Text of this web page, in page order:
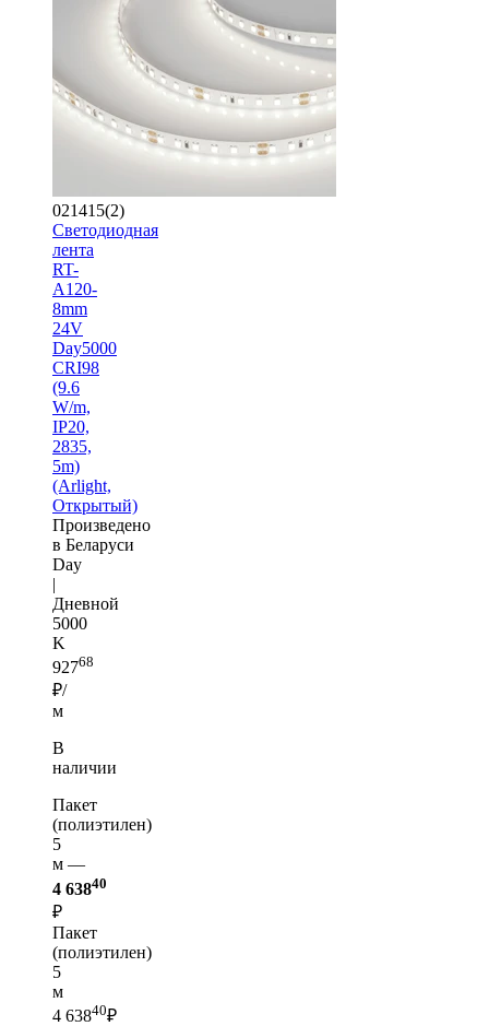
021415(2)
Светодиодная
лента
RT-
A120-
8mm
24V
Day5000
CRI98
(9.6
W/m,
IP20,
2835,
5m)
(Arlight,
Открытый)
Произведено
в Беларуси
Day
|
Дневной
5000
K
92768
₽/
м
В
наличии
Пакет
(полиэтилен)
5
м —
4 63840
₽
Пакет
(полиэтилен)
5
м
4 63840₽